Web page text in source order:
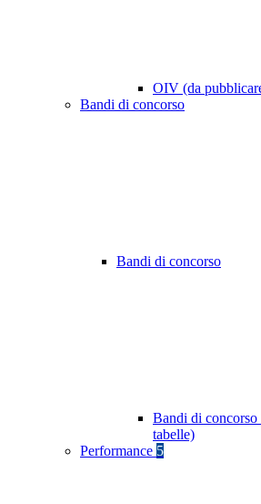
OIV (da
Bandi di concorso
Bandi di concorso
Bandi di
tabelle)
Performance 5